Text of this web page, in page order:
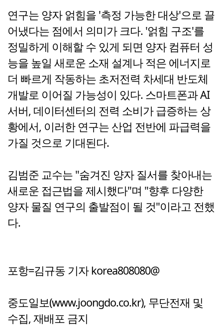
연구는 양자 얽힘을 '측정 가능한 대상'으로 끌
어냈다는 점에서 의미가 크다. '얽힘 구조'를
정밀하게 이해할 수 있게 되면 양자 컴퓨터 성
능을 높일 새로운 소재 설계나 적은 에너지로
더 빠르게 작동하는 초저전력 차세대 반도체
개발로 이어질 가능성이 있다. 스마트폰과 AI
서버, 데이터센터의 전력 소비가 급증하는 상
황에서, 이러한 연구는 산업 전반에 파급력을
가질 것으로 기대된다.
김범준 교수는 "숨겨진 양자 질서를 찾아내는
새로운 접근법을 제시했다"며 "향후 다양한
양자 물질 연구의 출발점이 될 것"이라고 전했
다.
포항=김규동 기자 korea808080@
중도일보(www.joongdo.co.kr), 무단전재 및
수집, 재배포 금지